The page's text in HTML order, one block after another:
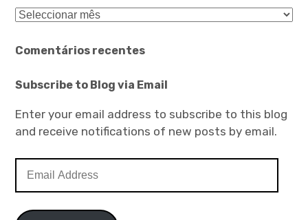
Arquivo
Comentários recentes
Subscribe to Blog via Email
Enter your email address to subscribe to this blog
and receive notifications of new posts by email.
Address